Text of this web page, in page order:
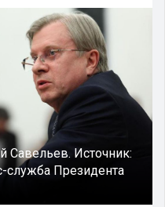
Савельев. Источник:
служба Президента